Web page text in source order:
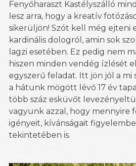
Fenyőharaszt Kastélyszálló
lesz arra, hogy a kreatív
sikerüljön! Szót kell még ejteni
kardinális dologról, amin sok
lagzi esetében. Ez pedig nem
hiszen minden vendég ízlését
egyszerű feladat. Itt jön jól a mi
a hátunk mögött lévő 17 év
több száz esküvőt
vagyunk azzal, hogy mennyire
igényeit, kívánságait
tekintetében is.